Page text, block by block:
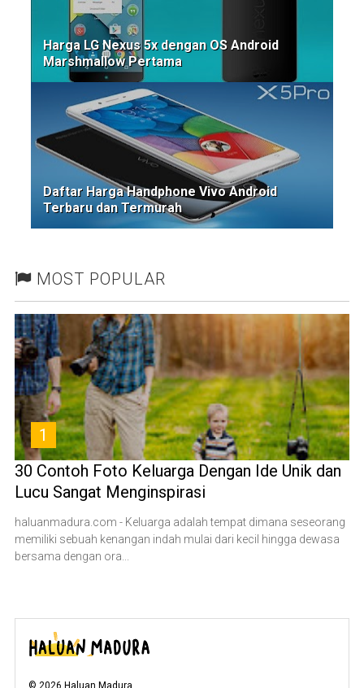
Harga LG Nexus 5x dengan OS Android
Marshmallow Pertama
Daftar Harga Handphone Vivo Android
Terbaru dan Termurah
MOST POPULAR
1
30 Contoh Foto Keluarga Dengan Ide Unik dan
Lucu Sangat Menginspirasi
haluanmadura.com - Keluarga adalah tempat dimana seseorang
memiliki sebuah kenangan indah mulai dari kecil hingga dewasa
bersama dengan ora...
© 2026 Haluan Madura